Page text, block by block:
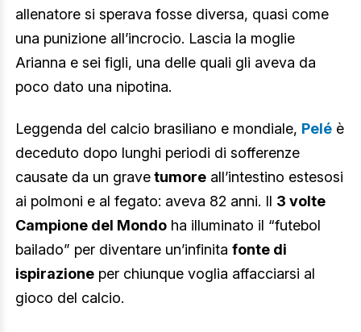
allenatore si sperava fosse diversa, quasi come
una punizione all’incrocio. Lascia la moglie
Arianna e sei figli, una delle quali gli aveva da
poco dato una nipotina.
Leggenda del calcio brasiliano e mondiale, Pelé è
deceduto dopo lunghi periodi di sofferenze
causate da un gravetumore all’intestino estesosi
ai polmoni e al fegato: aveva 82 anni. Il 3 volte
Campione del Mondo ha illuminato il “futebol
bailado” per diventare un’infinita fonte di
ispirazione per chiunque voglia affacciarsi al
gioco del calcio.